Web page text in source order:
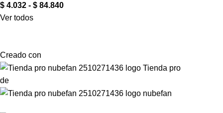
$ 4.032 - $ 84.840
Ver todos
Creado con
de